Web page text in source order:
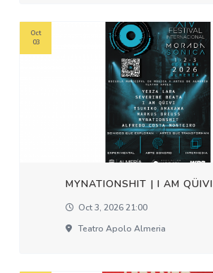
MYNATIONSHIT | I AM QÜIVI
Oct 3, 2026 21:00
Teatro Apolo Almeria
Oct
03